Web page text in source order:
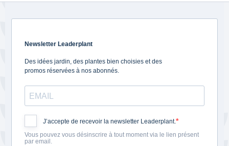
Newsletter Leaderplant
Des idées jardin, des plantes bien choisies et des
promos réservées à nos abonnés.
J’accepte de recevoir la newsletter Leaderplant.
Vous pouvez vous désinscrire à tout moment via le lien présent
par email.